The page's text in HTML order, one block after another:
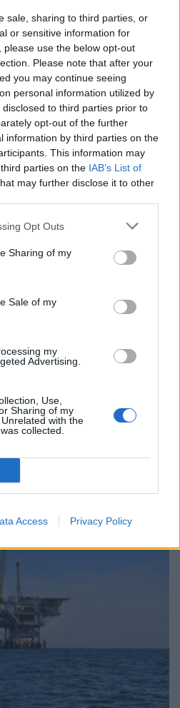
sale, sharing to third parties, or
or sensitive information for
use the below opt-out
Please note that after your
you may continue seeing
personal information utilized by
to third parties prior to
opt-out of the further
information by third parties on the
This information may
parties on the IAB’s List of
may further disclose it to other
Opt Outs
Sharing of my
Sale of my
my
Advertising.
Use,
Sharing of my
with the
collected.
Access Privacy Policy
έφθασε η τιμή του
(αργού αναφοράς)
Ιράν για 13η
πετρέλαιο περί τα 100